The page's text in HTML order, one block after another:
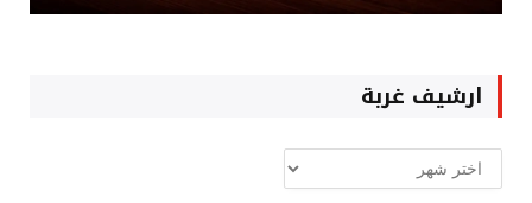
ارشيف غربة
ارشيف
غربة